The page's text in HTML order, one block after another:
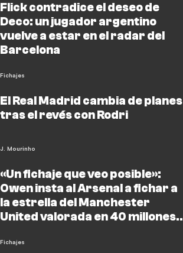
Flick contradice el deseo de
Deco: un jugador argentino
vuelve a estar en el radar del
Barcelona
Fichajes
El Real Madrid cambia de planes
tras el revés con Rodri
J. Mourinho
«Un fichaje que veo posible»:
Owen insta al Arsenal a fichar a
la estrella del Manchester
United valorada en 40 millones
Fichajes